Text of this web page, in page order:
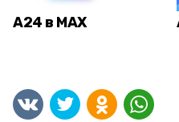
А24 в MAX